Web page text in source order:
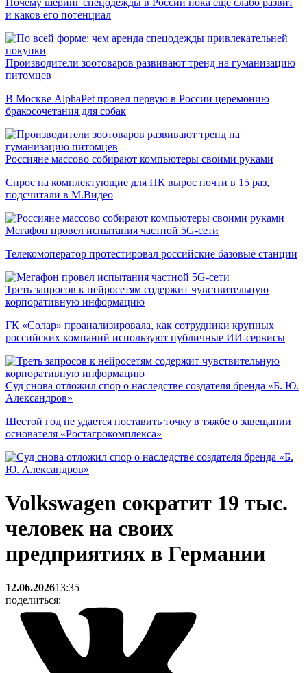
Почему шеринг спецодежды в России пока еще слабо развит
и каков его потенциал
Производители зоотоваров развивают тренд на гуманизацию
питомцев
В Москве AlphaPet провел первую в России церемонию
бракосочетания для собак
Россияне массово собирают компьютеры своими руками
Спрос на комплектующие для ПК вырос почти в 15 раз,
подсчитали в М.Видео
Мегафон провел испытания частной 5G-сети
Телекомоператор протестировал российские базовые станции
Треть запросов к нейросетям содержит чувствительную
корпоративную информацию
ГК «Солар» проанализировала, как сотрудники крупных
российских компаний используют публичные ИИ-сервисы
Суд снова отложил спор о наследстве создателя бренда «Б. Ю.
Александров»
Шестой год не удается поставить точку в тяжбе о завещании
основателя «Ростагрокомплекса»
Volkswagen сократит 19 тыс.
человек на своих
предприятиях в Германии
12.06.202613:35
поделиться: